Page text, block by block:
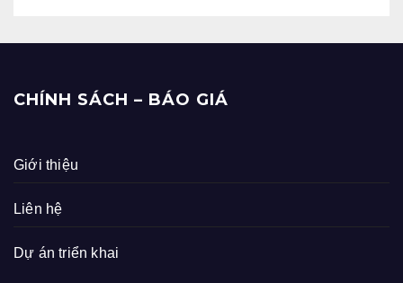
CHÍNH SÁCH – BÁO GIÁ
Giới thiệu
Liên hệ
Dự án triển khai